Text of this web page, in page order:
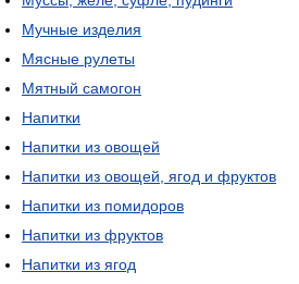
Мучные изделия
Мясные рулеты
Мятный самогон
Напитки
Напитки из овощей
Напитки из овощей, ягод и фруктов
Напитки из помидоров
Напитки из фруктов
Напитки из ягод